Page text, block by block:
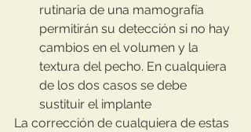
rutinaria de una mamografía
permitirán su detección si no hay
cambios en el volumen y la
textura del pecho. En cualquiera
de los dos casos se debe
sustituir el implante
La corrección de cualquiera de estas